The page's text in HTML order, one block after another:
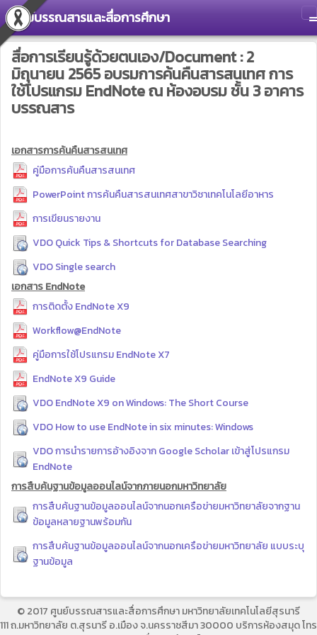
ศูนย์บรรณสารและสื่อการศึกษา
สื่อการเรียนรู้ด้วยตนเอง/Document : 2
มิถุนายน 2565 อบรมการค้นคืนสารสนเทศ การ
ใช้โปรแกรม EndNote ณ ห้องอบรม ชั้น 3 อาคาร
บรรณสาร
เอกสารการค้นคืนสารสนเทศ
คู่มือการค้นคืนสารสนเทศ
PowerPoint การค้นคืนสารสนเทศสาขาวิชาเทคโนโลยีอาหาร
การเขียนรายงาน
VDO Quick Tips & Shortcuts for Database Searching
VDO Single search
เอกสาร EndNote
การติดตั้ง EndNote X9
Workflow@EndNote
คู่มือการใช้โปรแกรม EndNote X7
EndNote X9 Guide
VDO EndNote X9 on Windows: The Short Course
VDO How to use EndNote in six minutes: Windows
VDO การนำรายการอ้างอิงจาก Google Scholar เข้าสู่โปรแกรม
EndNote
การสืบค้นฐานข้อมูลออนไลน์จากภายนอกมหาวิทยาลัย
การสืบค้นฐานข้อมูลออนไลน์จากนอกเครือข่ายมหาวิทยาลัยจากฐาน
ข้อมูลหลายฐานพร้อมกัน
การสืบค้นฐานข้อมูลออนไลน์จากนอกเครือข่ายมหาวิทยาลัย แบบระบุ
ฐานข้อมูล
© 2017 ศูนย์บรรณสารและสื่อการศึกษา มหาวิทยาลัยเทคโนโลยีสุรนารี
111 ถ.มหาวิทยาลัย ต.สุรนารี อ.เมือง จ.นครราชสีมา 30000 บริการห้องสมุด โทร